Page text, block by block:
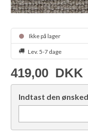
Ikke på lager
Lev. 5-7 dage
419,00 DKK
Indtast den